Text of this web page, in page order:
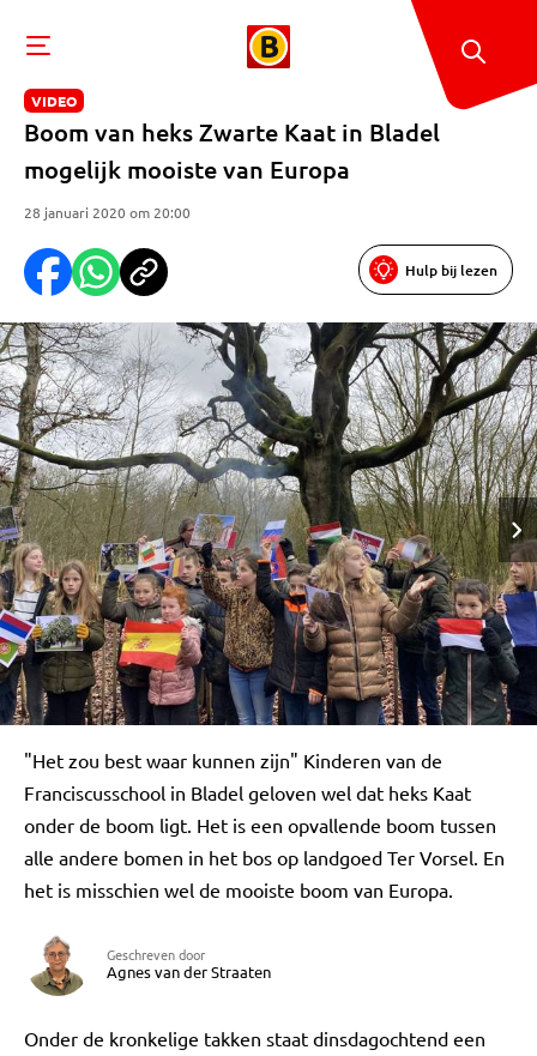
VIDEO
Boom van heks Zwarte Kaat in Bladel
mogelijk mooiste van Europa
28 januari 2020 om 20:00
Hulp bij lezen
"Het zou best waar kunnen zijn" Kinderen van de
Franciscusschool in Bladel geloven wel dat heks Kaat
onder de boom ligt. Het is een opvallende boom tussen
alle andere bomen in het bos op landgoed Ter Vorsel. En
het is misschien wel de mooiste boom van Europa.
Geschreven door
Agnes van der Straaten
Onder de kronkelige takken staat dinsdagochtend een